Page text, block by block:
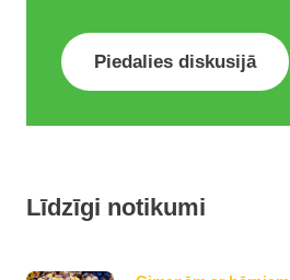
Piedalies diskusijā
Līdzīgi notikumi